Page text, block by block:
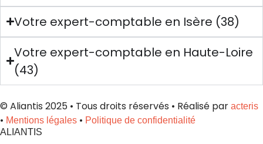
Votre expert-comptable en Isère (38)
Votre expert-comptable en Haute-Loire
(43)
© Aliantis 2025 • Tous droits réservés • Réalisé par acteris
• Mentions légales • Politique de confidentialité
ALIANTIS